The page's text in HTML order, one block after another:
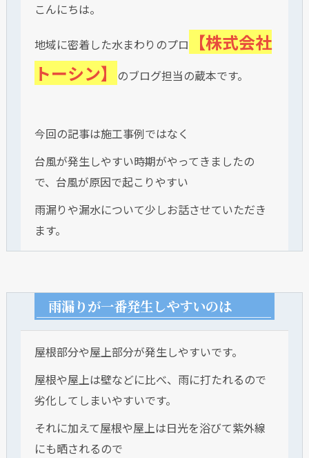
こんにちは。
地域に密着した水まわりのプロ
【株式会社
トーシン】
のブログ担当の蔵本です。
今回の記事は施工事例ではなく
台風が発生しやすい時期がやってきましたの
で、台風が原因で起こりやすい
雨漏りや漏水について少しお話させていただき
ます。
雨漏りが一番発生しやすいのは
屋根部分や屋上部分が発生しやすいです。
屋根や屋上は壁などに比べ、雨に打たれるので
劣化してしまいやすいです。
それに加えて屋根や屋上は日光を浴びて紫外線
にも晒されるので